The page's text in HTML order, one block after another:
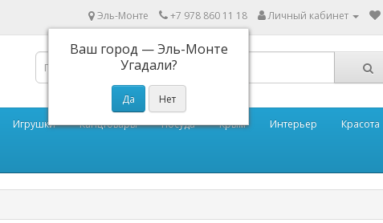
Эль-Монте
Ваш город —Эль-Монте
Угадали?
+7 978 860 11 18 Личный кабинет
Игрушки Канцтовары Посуда Крым Интерьер Красота